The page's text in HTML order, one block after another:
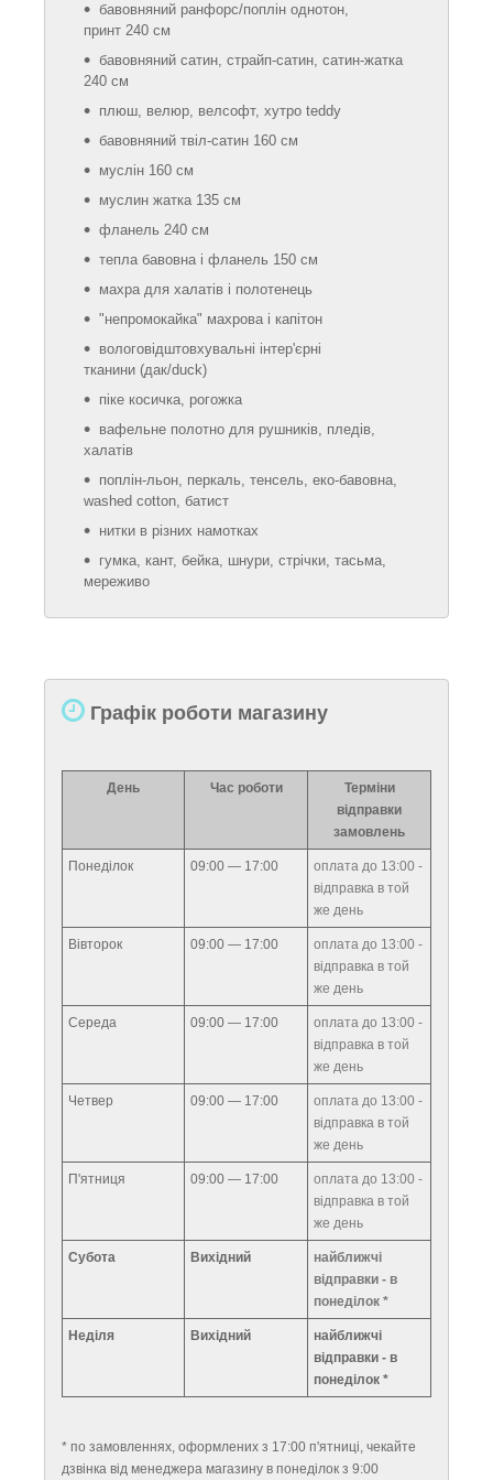
бавовняний ранфорс/поплін однотон,
принт 240 см
бавовняний сатин, страйп-сатин, сатин-жатка
240 см
плюш, велюр, велсофт, хутро teddy
бавовняний твіл-сатин 160 см
муслін 160 см
муслин жатка 135 см
фланель 240 см
тепла бавовна і фланель 150 см
махра для халатів і полотенець
"непромокайка" махрова і капітон
вологовідштовхувальні інтер'єрні
тканини (дак/duck)
піке косичка, рогожка
вафельне полотно для рушників, пледів,
халатів
поплін-льон, перкаль, тенсель, еко-бавовна,
washed cotton, батист
нитки в різних намотках
гумка, кант, бейка, шнури, стрічки, тасьма,
мереживо
Графік роботи магазину
День Час роботи
Терміни
відправки
замовлень
Понеділок 09:00 — 17:00
оплата до 13:00 -
відправка в той
же день
Вівторок 09:00 — 17:00
оплата до 13:00 -
відправка в той
же день
Середа 09:00 — 17:00
оплата до 13:00 -
відправка в той
же день
Четвер 09:00 — 17:00
оплата до 13:00 -
відправка в той
же день
П'ятниця 09:00 — 17:00
оплата до 13:00 -
відправка в той
же день
Субота Вихідний
найближчі
відправки - в
понеділок *
Неділя Вихідний
найближчі
відправки - в
понеділок *
* по замовленнях, оформлених з 17:00 п'ятниці, чекайте
дзвінка від менеджера магазину в понеділок з 9:00